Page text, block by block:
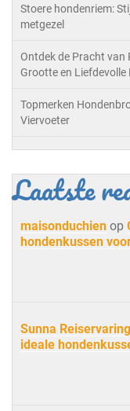
Stoere hondenriem:
metgezel
Ontdek de Pracht van
Grootte en Liefdevolle
Topmerken
Viervoeter
Laatste
maisonduchien op
hondenkussen
Sunna
ideale